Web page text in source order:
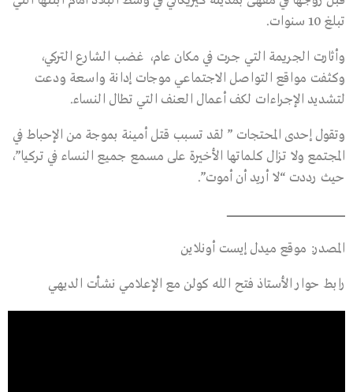
تبلغ 10 سنوات.
وأثارت الجريمة التي جرت في مكان عام، غضب الشارع التركي،
وكثفت مواقع التواصل الاجتماعي موجات إدانة واسعة ودعت
لتشديد الإجراءات لكف أعمال العنف التي تطال النساء.
وتقول إحدى المحتجات ” لقد تسبب قتل أمينة بموجة من الإحباط في
المجتمع ولا تزال كلماتها الأخيرة على مسمع جميع النساء في تركيا”،
حيث رددت “لا أريد أن أموت”.
ــــــــــــــــــــــــــــــــــــــــــــــــــــــــــــــــــــــــــــــــــــــــــــــــــــــــــــــــــــــــــــــــــــــــــــــــــــــ
المصدر: موقع ميدل إيست أونلاين
رابط حوار الأستاذ فتح الله كولن مع الإعلامي نشأت الديهي